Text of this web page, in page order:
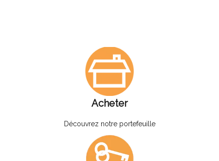
Acheter
Découvrez notre portefeuille